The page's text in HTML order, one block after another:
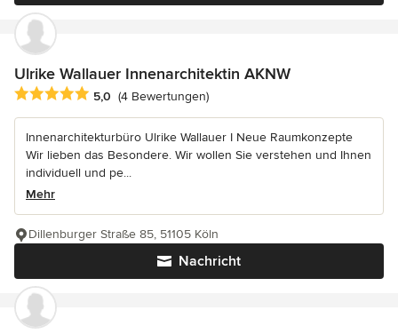
Ulrike Wallauer Innenarchitektin AKNW
Durchschnittliche Bewertung: 5 von 5 Sternen
5,0 (4 Bewertungen)
Innenarchitekturbüro Ulrike Wallauer I Neue Raumkonzepte
Wir lieben das Besondere. Wir wollen Sie verstehen und Ihnen
individuell und pe...
Mehr
Nachricht
Dillenburger Straße 85, 51105 Köln